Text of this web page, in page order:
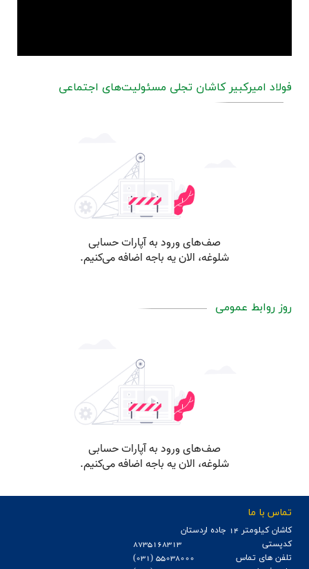
فولاد امیرکبیر کاشان تجلی مسئولیت‌های اجتماعی
روز روابط عمومی
تماس با ما
كاشان كيلومتر 14 جاده اردستان
کدپستی
8735168313
تلفن های تماس
55038000 (031)